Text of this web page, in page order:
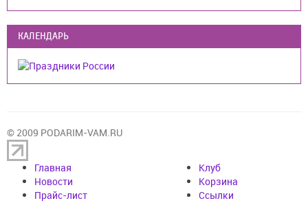
КАЛЕНДАРЬ
© 2009 PODARIM-VAM.RU
Главная
Новости
Прайс-лист
Клуб
Корзина
Cсылки